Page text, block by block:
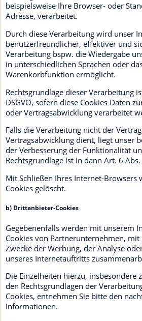
beispielsweise Ihre Browser- oder
Adresse, verarbeitet.
Durch diese Verarbeitung wird unser
benutzerfreundlicher, effektiver und
Verarbeitung bspw. die Wiedergabe
in unterschiedlichen Sprachen oder
Warenkorbfunktion ermöglicht.
Rechtsgrundlage dieser Verarbeitung
DSGVO, sofern diese Cookies Daten
oder Vertragsabwicklung verarbeitet
Falls die Verarbeitung nicht der
Vertragsabwicklung dient, liegt unser
der Verbesserung der Funktionalität
Rechtsgrundlage ist in dann Art. 6 Abs.
Mit Schließen Ihres Internet-Browsers
Cookies gelöscht.
b) Drittanbieter-Cookies
Gegebenenfalls werden mit unserem
Cookies von Partnerunternehmen,
Zwecke der Werbung, der Analyse
unseres Internetauftritts
Die Einzelheiten hierzu, insbesondere
den Rechtsgrundlagen der
Cookies, entnehmen Sie bitte den
Informationen.